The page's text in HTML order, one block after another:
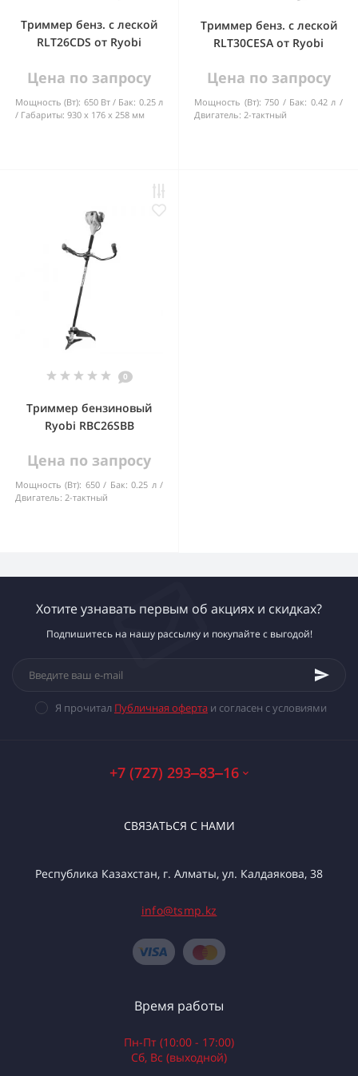
Триммер бенз. с леской
RLT26CDS от Ryobi
Цена по запросу
Мощность (Вт): 650 Вт Бак: 0.25 л
Габариты: 930 x 176 x 258 мм
Триммер бенз. с леской
RLT30CESA от Ryobi
Цена по запросу
Мощность (Вт): 750 Бак: 0.42 л
Двигатель: 2-тактный
0
Триммер бензиновый
Ryobi RBC26SBB
Цена по запросу
Мощность (Вт): 650 Бак: 0.25 л
Двигатель: 2-тактный
Хотите узнавать первым об акциях и скидках?
Подпишитесь на нашу рассылку и покупайте с выгодой!
Я прочитал Публичная оферта и согласен с условиями
+7 (727) 293‒83‒16
СВЯЗАТЬСЯ С НАМИ
Республика Казахстан, г. Алматы, ул. Калдаякова, 38
info@tsmp.kz
Время работы
Пн-Пт (10:00 - 17:00)
Сб, Вс (выходной)